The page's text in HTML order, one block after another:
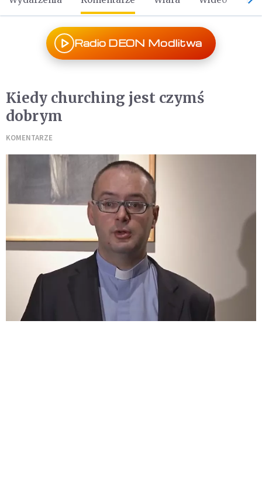
Radio DEON Modlitwa
Kiedy churching jest czymś
dobrym
KOMENTARZE